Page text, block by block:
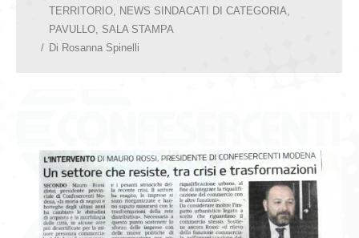
TERRITORIO, NEWS SINDACATI DI CATEGORIA,
PAVULLO, SALA STAMPA
Di Rosanna Spinelli